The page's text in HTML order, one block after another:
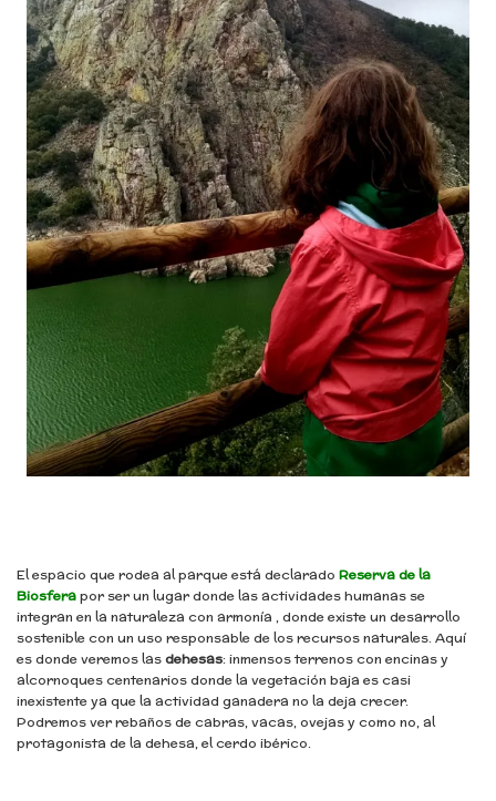
El espacio que rodea al parque está declarado Reserva de la
Biosferapor ser un lugar donde las actividades humanas se
integran en la naturaleza con armonía , donde existe un desarrollo
sostenible con un uso responsable de los recursos naturales. Aquí
es donde veremos lasdehesas: inmensos terrenos con encinas y
alcornoques centenarios donde la vegetación baja es casi
inexistente ya que la actividad ganadera no la deja crecer.
Podremos ver rebaños de cabras, vacas, ovejas y como no, al
protagonista de la dehesa, el cerdo ibérico.